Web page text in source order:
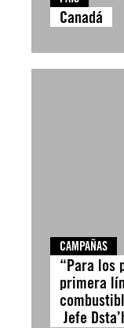
Canadá
CAMPAÑAS
“Para los
primera
Jefe